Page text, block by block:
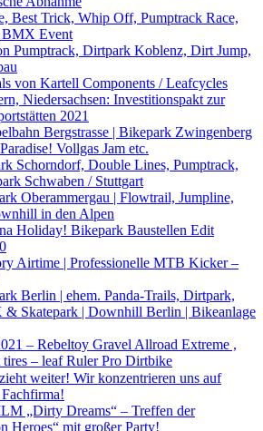
Best Trick, Whip Off, Pumptrack Race,
BMX Event
Pumptrack, Dirtpark Koblenz, Dirt Jump,
von Kartell Components / Leafcycles
Niedersachsen: Investitionspakt zur
2021
Bergstrasse | Bikepark Zwingenberg
Vollgas Jam etc.
Schorndorf, Double Lines, Pumptrack,
Schwaben / Stuttgart
Oberammergau | Flowtrail, Jumpline,
in den Alpen
Holiday! Bikepark Baustellen Edit
Airtime | Professionelle MTB Kicker –
Berlin | ehem. Panda-Trails, Dirtpark,
& Skatepark | Downhill Berlin | Bikeanlage
– Rebeltoy Gravel Allroad Extreme ,
– leaf Ruler Pro Dirtbike
weiter! Wir konzentrieren uns auf
„Dirty Dreams“ – Treffen der
Heroes“ mit großer Party!